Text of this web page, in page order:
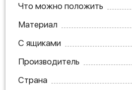
Что можно положить
Материал
С ящиками
Производитель
Страна